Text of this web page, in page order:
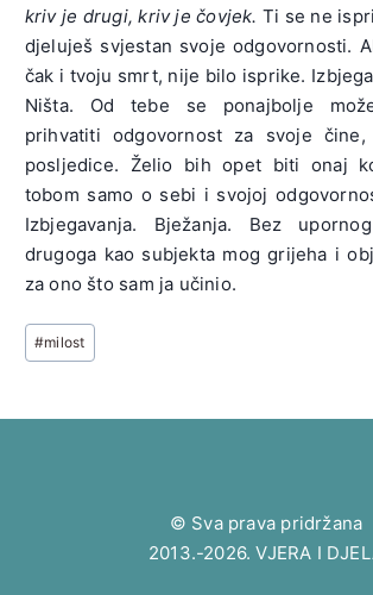
kriv je drugi, kriv je čovjek. Ti se ne
djeluješ svjestan svoje odgovornosti.
čak i tvoju smrt, nije bilo isprike.
Ništa. Od tebe se ponajbolje
prihvatiti odgovornost za svoje
posljedice. Želio bih opet biti onaj
tobom samo o sebi i svojoj
Izbjegavanja. Bježanja. Bez
drugoga kao subjekta mog grijeha i
za ono što sam ja učinio.
Post
Tags:
#milost
© Sva prava pridržana
2013.-2026. VJERA I